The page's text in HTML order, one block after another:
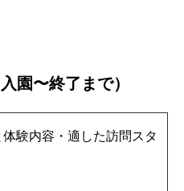
園〜終了まで）
験内容・適した訪問スタ